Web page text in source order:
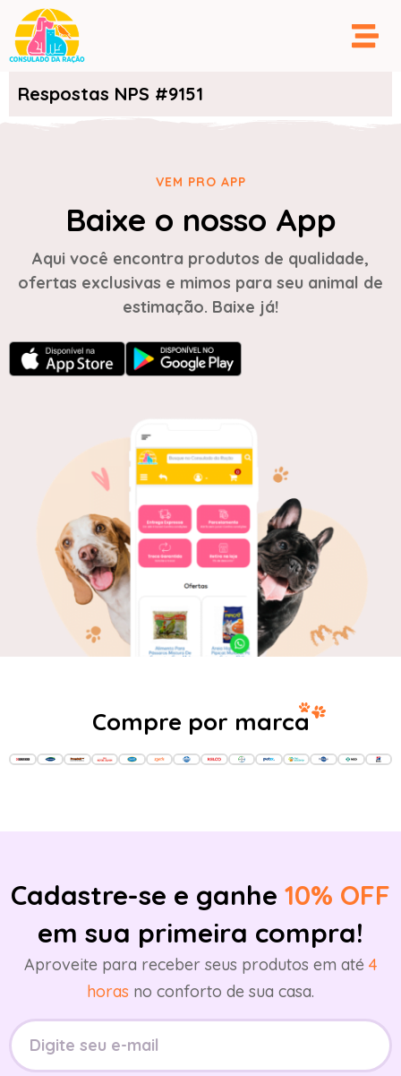
Respostas NPS #9151
VEM PRO APP
Baixe o nosso App
Aqui você encontra produtos de qualidade,
ofertas exclusivas e mimos para seu animal de
estimação. Baixe já!
Compre por marca
Cadastre-se e ganhe 10% OFF
em sua primeira compra!
Aproveite para receber seus produtos em até 4
horas no conforto de sua casa.